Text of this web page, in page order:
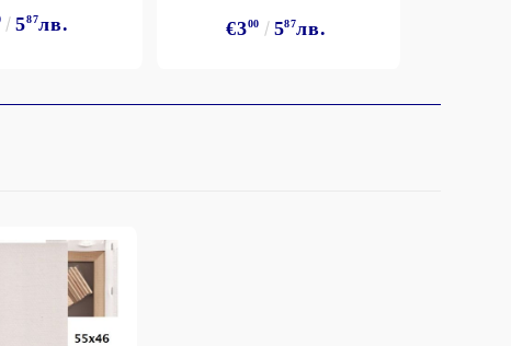
587лв. €300 587лв.